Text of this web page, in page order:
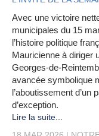
Avec une victoire
municipales du 15
l’histoire politique
Mauricienne à diriger
Georges-de-
avancée symbolique
l’aboutissement
d’exception.
Lire la suite...